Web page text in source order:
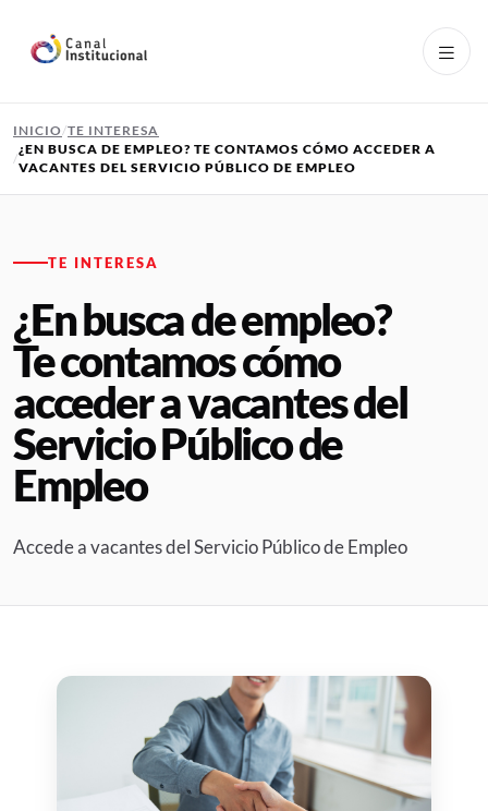
INICIO TE INTERESA
¿EN BUSCA DE EMPLEO? TE CONTAMOS CÓMO ACCEDER A
VACANTES DEL SERVICIO PÚBLICO DE EMPLEO
TE INTERESA
¿En busca de empleo?
Te contamos cómo
acceder a vacantes del
Servicio Público de
Empleo
Accede a vacantes del Servicio Público de Empleo